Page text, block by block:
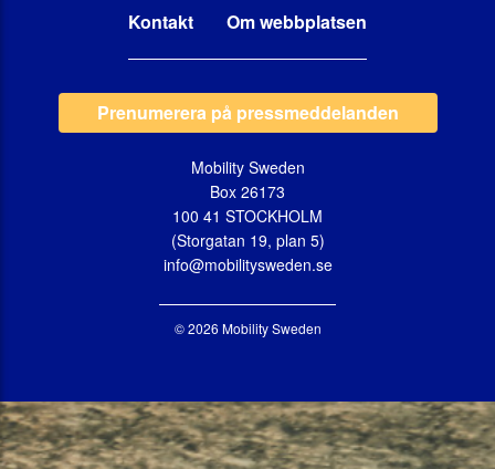
Kontakt Om webbplatsen
Prenumerera på pressmeddelanden
Mobility Sweden
Box 26173
100 41 STOCKHOLM
(Storgatan 19, plan 5)
info@mobilitysweden.se
© 2026 Mobility Sweden